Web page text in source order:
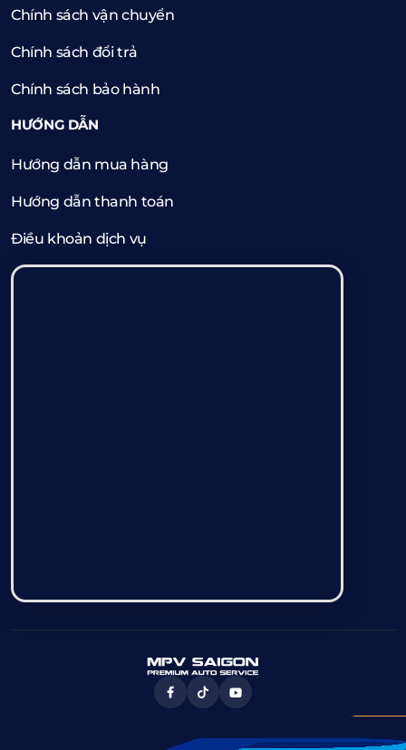
Chính sách vận chuyển
Chính sách đổi trả
Chính sách bảo hành
HƯỚNG DẪN
Hướng dẫn mua hàng
Hướng dẫn thanh toán
Điều khoản dịch vụ